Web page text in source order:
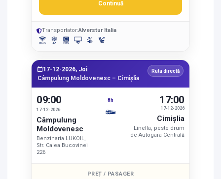
Continuă
Transportator:Alverstur Italia
17-12-2026, Joi
Câmpulung Moldovenesc – Cimişlia
Ruta directă
09:00
17-12-2026
Câmpulung
Moldovenesc
Benzinaria LUKOIL,
Str. Calea Bucovinei
226
8h
17-12-2026
17:00
Cimişlia
Linella, peste drum
de Autogara Centrală
PREȚ / PASAGER